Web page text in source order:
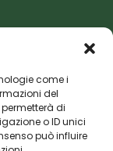
come i
del
di
o ID unici
può influire